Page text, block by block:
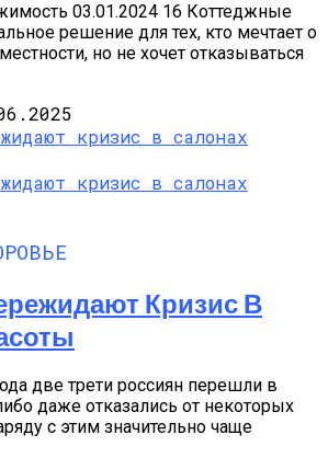
03.01.2024 16 Коттеджные
решение для тех, кто мечтает о
но не хочет отказываться
Кризис В
две трети россиян перешли в
даже отказались от некоторых
с этим значительно чаще